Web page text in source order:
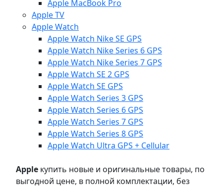
Apple MacBook Pro
Apple TV
Apple Watch
Apple Watch Nike SE GPS
Apple Watch Nike Series 6 GPS
Apple Watch Nike Series 7 GPS
Apple Watch SE 2 GPS
Apple Watch SE GPS
Apple Watch Series 3 GPS
Apple Watch Series 6 GPS
Apple Watch Series 7 GPS
Apple Watch Series 8 GPS
Apple Watch Ultra GPS + Cellular
Apple купить новые и оригинальные товары, по
выгодной цене, в полной комплектации, без